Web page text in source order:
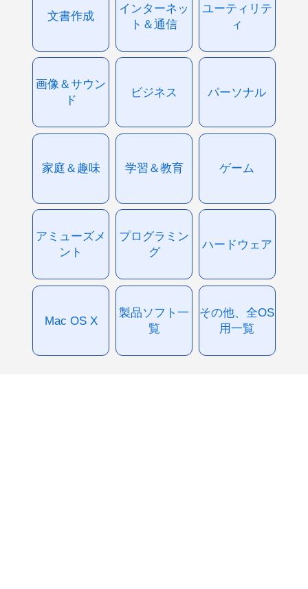
文書作成
インターネッ
ト＆通信
ユーティリテ
ィ
画像＆サウン
ド
ビジネス パーソナル
家庭＆趣味 学習＆教育 ゲーム
アミューズメ
ント
プログラミン
グ
ハードウェア
Mac OS X
製品ソフト一
覧
その他、全OS
用一覧